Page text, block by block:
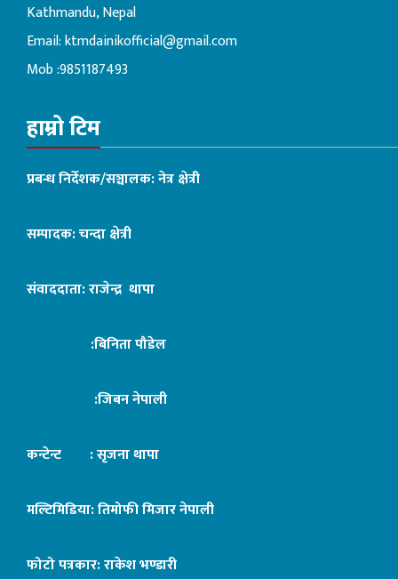
Kathmandu, Nepal
Email:ktmdainikofficial@gmail.com
Mob :9851187493
हाम्रो टिम
प्रबन्ध निर्देशक/सञ्चालक: नेत्र क्षेत्री
सम्पादक: चन्दा क्षेत्री
संवाददाता: राजेन्द्र थापा
:बिनिता पौडेल
:जिबन नेपाली
कन्टेन्ट : सृजना थापा
मल्टिमिडिया: तिमोफी मिजार नेपाली
फोटो पत्रकार: राकेश भण्डारी